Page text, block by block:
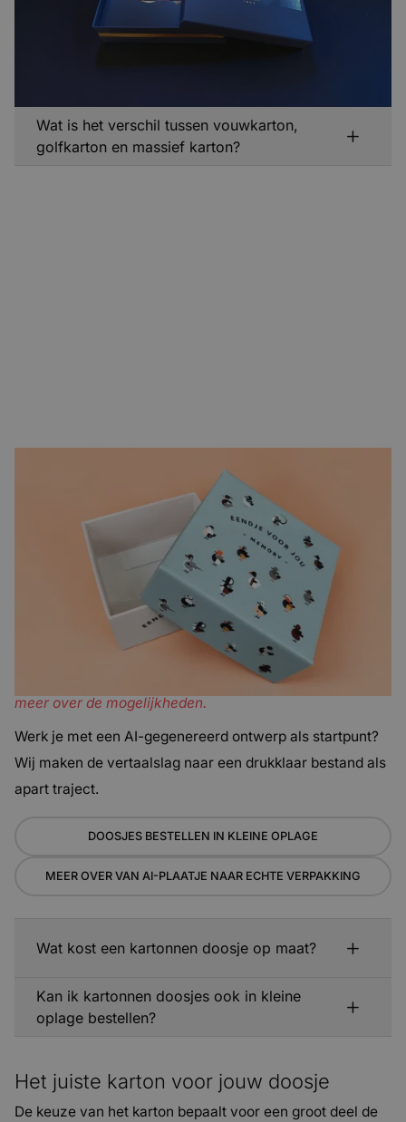
magneetdozen en PR-pakketten die mensen bewaren.
Wat is het verschil tussen vouwkarton,
golfkarton en massief karton?
Standaard of op maat?
Voor kleine oplages of snelle starts kun je kiezen uit
vaste modellen die direct te bestellen zijn via onze
webshop. Past een standaard formaat niet goed bij jouw
product? Dan ontwikkelen we een doosje op maat,
precies afgestemd op jouw afmetingen, constructie en
Nog niet zeker of kleine oplage bij jou past?
meer over de mogelijkheden.
Werk je met een AI-gegenereerd ontwerp als startpunt?
Wij maken de vertaalslag naar een drukklaar bestand als
apart traject.
DOOSJES BESTELLEN IN KLEINE OPLAGE
MEER OVER VAN AI-PLAATJE NAAR ECHTE VERPAKKING
Wat kost een kartonnen doosje op maat?
Kan ik kartonnen doosjes ook in kleine
oplage bestellen?
Het juiste karton voor jouw doosje
De keuze van het karton bepaalt voor een groot deel de